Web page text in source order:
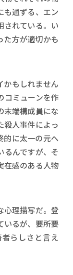
も通ずる、エン
されている。い
た方が適切かも
かもしれません
コミューンを作
末端構成員にな
殺人事件によっ
に太一の元へ
るんですが、そ
在感のある人物
心理描写だ。登
いるが、要所要
らしさと言え